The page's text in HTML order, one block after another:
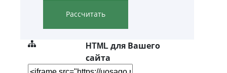
Рассчитать
HTML для Вашего
сайта